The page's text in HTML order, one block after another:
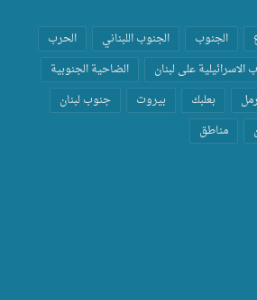
الجنوب الجنوب اللبناني
الحرب
الاسرائيلية على لبنان
الضاحية الجنوبية
بعلبك بيروت
جنوب لبنان
مناطق